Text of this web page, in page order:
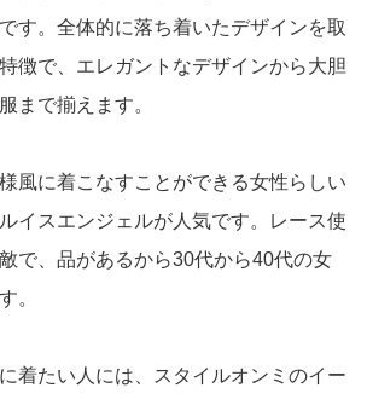
す。全体的に落ち着いたデザインを取
徴で、エレガントなデザインから大胆
まで揃えます。
風に着こなすことができる女性らしい
イスエンジェルが人気です。レース使
で、品があるから30代から40代の女
。
着たい人には、スタイルオンミのイー